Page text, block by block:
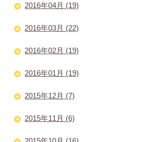
2016年04月 (19)
2016年03月 (22)
2016年02月 (19)
2016年01月 (19)
2015年12月 (7)
2015年11月 (6)